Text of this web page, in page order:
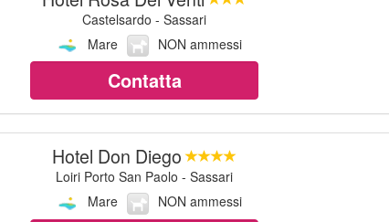
Castelsardo - Sassari
Mare
NON ammessi
Contatta
Hotel Don Diego
Loiri Porto San Paolo - Sassari
Mare
NON ammessi